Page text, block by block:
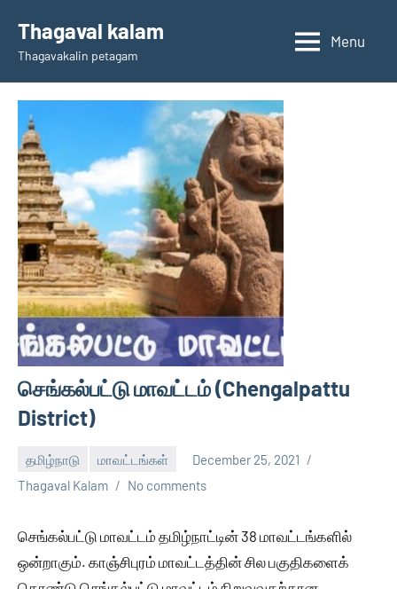
content
Thagaval kalam
Thagavakalin petagam
Menu
செங்கல்பட்டு மாவட்டம் (Chengalpattu
District)
தமிழ்நாடு மாவட்டங்கள்
December 25, 2021
Thagaval Kalam
No comments
செங்கல்பட்டு மாவட்டம் தமிழ்நாட்டின் 38 மாவட்டங்களில்
ஒன்றாகும். காஞ்சிபுரம் மாவட்டத்தின் சில பகுதிகளைக்